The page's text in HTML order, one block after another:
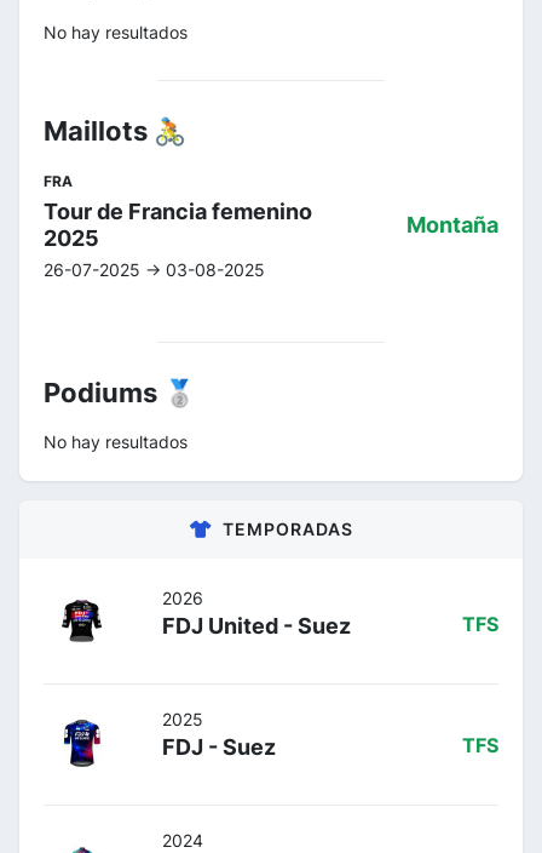
No hay resultados
Maillots 🚴
FRA
Tour de Francia femenino
2025
26-07-2025 -> 03-08-2025
Montaña
Podiums 🥈
No hay resultados
TEMPORADAS
2026
FDJ United - Suez TFS
2025
FDJ - Suez TFS
2024